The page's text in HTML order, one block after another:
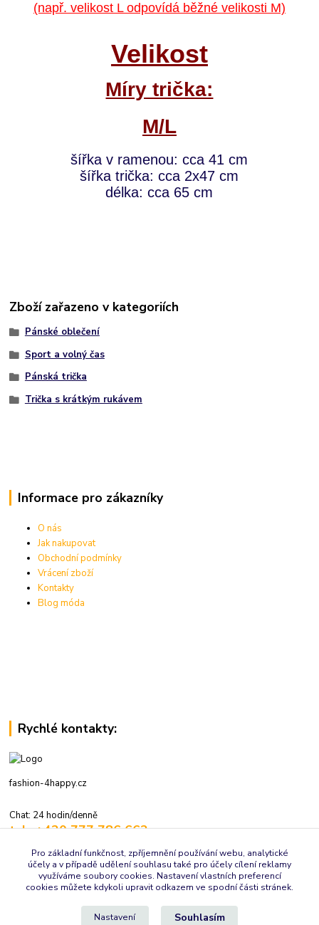
(např. velikost L odpovídá běžné velikosti M)
Velikost
Míry trička:
M/L
šířka v ramenou: cca 41 cm
šířka trička: cca 2x47 cm
délka: cca 65 cm
Zboží zařazeno v kategoriích
Pánské oblečení
Sport a volný čas
Pánská trička
Trička s krátkým rukávem
Informace pro zákazníky
O nás
Jak nakupovat
Obchodní podmínky
Vrácení zboží
Kontakty
Blog móda
Rychlé kontakty:
fashion-4happy.cz
Chat: 24 hodin/denně
tel.: +420 777 786 662
info@fashion-4happy.cz
Pro základní funkčnost, zpříjemnění používání webu, analytické
účely a v případě udělení souhlasu také pro účely cílení reklamy
využíváme soubory cookies. Nastavení vlastních preferencí
cookies můžete kdykoli upravit odkazem ve spodní části stránek.
Nastavení Souhlasím